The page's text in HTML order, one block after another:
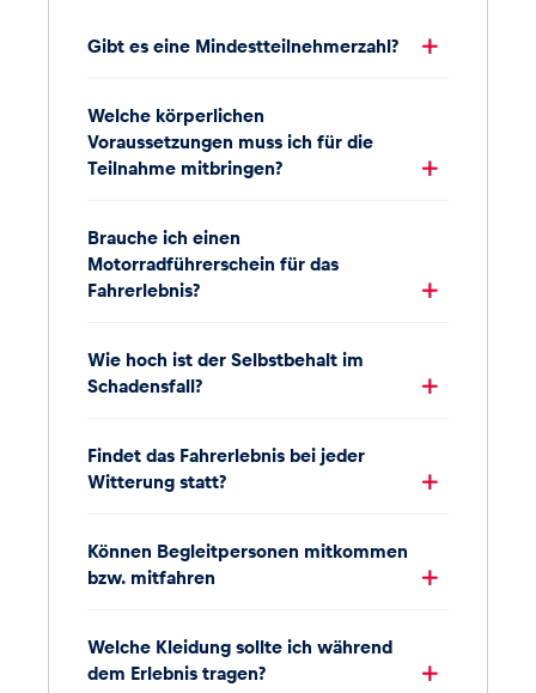
Gibt es eine Mindestteilnehmerzahl?
Welche körperlichen
Voraussetzungen muss ich für die
Teilnahme mitbringen?
Brauche ich einen
Motorradführerschein für das
Fahrerlebnis?
Wie hoch ist der Selbstbehalt im
Schadensfall?
Findet das Fahrerlebnis bei jeder
Witterung statt?
Können Begleitpersonen mitkommen
bzw. mitfahren
Welche Kleidung sollte ich während
dem Erlebnis tragen?